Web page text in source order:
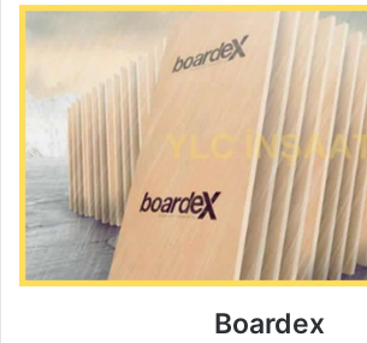
Boardex